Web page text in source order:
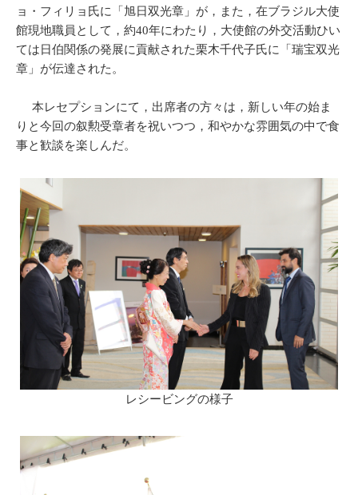
ョ・フィリョ氏に「旭日双光章」が，また，在ブラジル大使
館現地職員として，約40年にわたり，大使館の外交活動ひい
ては日伯関係の発展に貢献された栗木千代子氏に「瑞宝双光
章」が伝達された。
本レセプションにて，出席者の方々は，新しい年の始ま
りと今回の叙勲受章者を祝いつつ，和やかな雰囲気の中で食
事と歓談を楽しんだ。
レシービングの様子